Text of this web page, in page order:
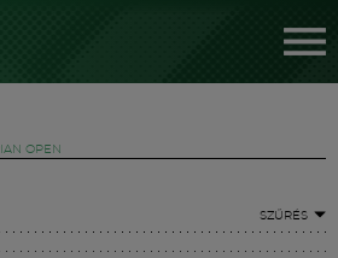
OPEN
SZŰRÉS